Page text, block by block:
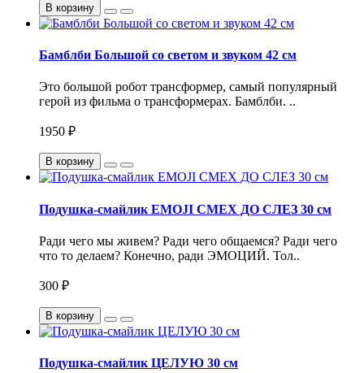
В корзину
Бамблби Большой со светом и звуком 42 см
Это большой робот трансформер, самый популярный
герой из фильма о трансформерах. Бамблби. ..
1950 ₽
В корзину
Подушка-смайлик EMOJI СМЕХ ДО СЛЕЗ 30 см
Ради чего мы живем? Ради чего общаемся? Ради чего
что то делаем? Конечно, ради ЭМОЦИЙ. Тол..
300 ₽
В корзину
Подушка-смайлик ЦЕЛУЮ 30 см